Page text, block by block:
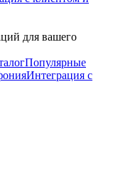
для вашего
Популярные
Интеграция с